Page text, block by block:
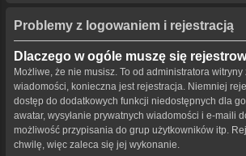
Problemy z logowaniem i rejestracją
Dlaczego w ogóle muszę się
Możliwe, że nie musisz. To od administratora
wiadomości, konieczna jest rejestracja. Niemniej
dostęp do dodatkowych funkcji niedostępnych dla
awatar, wysyłanie prywatnych wiadomości i e-maili
możliwość przypisania do grup użytkowników itp.
chwilę, więc zaleca się jej wykonanie.